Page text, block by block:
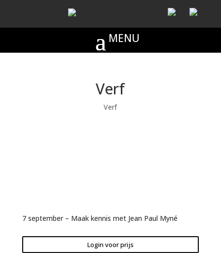
Verf
Verf
7 september – Maak kennis met Jean Paul Myné
Login voor prijs